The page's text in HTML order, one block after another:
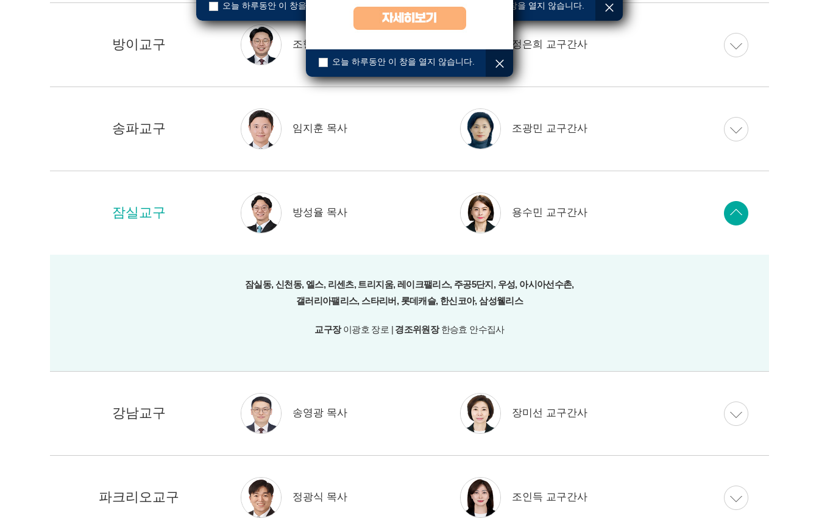
방이교구 조형래 목사 정은희 교구간사
송파교구 임지훈 목사 조광민 교구간사
잠실교구 방성율 목사 용수민 교구간사
잠실동, 신천동, 엘스, 리센츠, 트리지움, 레이크팰리스, 주공5단지, 우성, 아시아선수촌,
갤러리아팰리스, 스타리버, 롯데캐슬, 한신코아, 삼성웰리스
교구장이광호 장로 | 경조위원장한승효 안수집사
강남교구 송영광 목사 장미선 교구간사
파크리오교구 정광식 목사 조인득 교구간사
오늘 하루동안 이 창을 열지 않습니다. 오늘 하루동안 이 창을 열지 않습니다.
오늘 하루동안 이 창을 열지 않습니다.